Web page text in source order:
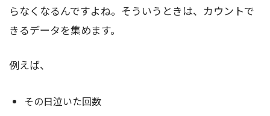
らなくなるんですよね。そういうときは、カウントで
きるデータを集めます。
例えば、
その日泣いた回数